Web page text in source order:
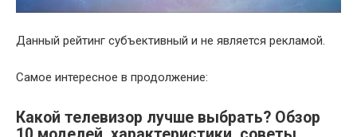
Данный рейтинг субъективный и не является рекламой.
Самое интересное в продолжение:
Какой телевизор лучше выбрать? Обзор